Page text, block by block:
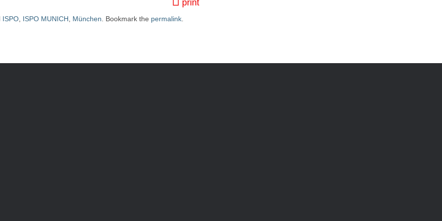
print
ISPO ISPO MUNICH München . Bookmark the permalink